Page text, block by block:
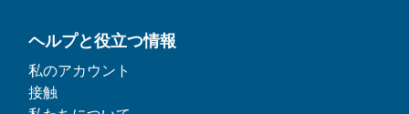
ヘルプと役立つ情報
私のアカウント
接触